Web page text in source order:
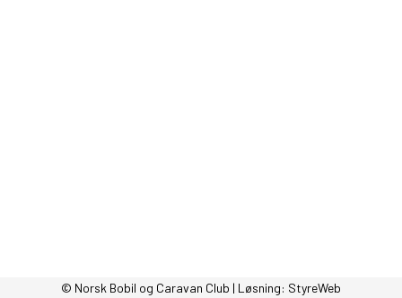
© Norsk Bobil og Caravan Club | Løsning: StyreWeb